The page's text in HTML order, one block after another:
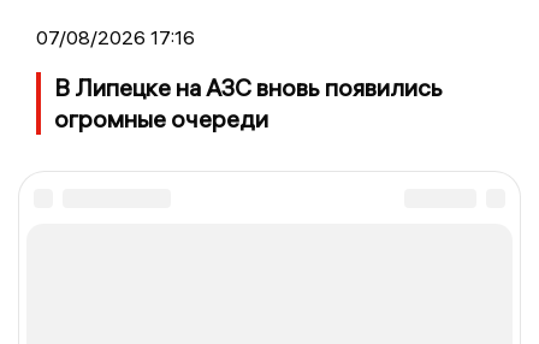
07/08/2026 17:16
В Липецке на АЗС вновь появились
огромные очереди